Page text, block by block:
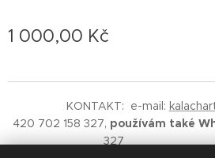
1 000,00 Kč
KONTAKT: e-mail:
420 702 158 327, používám také